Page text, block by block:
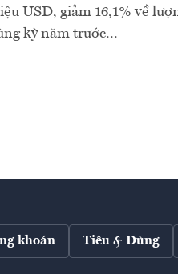
USD, giảm 16,1% về
kỳ năm trước...
khoán Tiêu & Dùng